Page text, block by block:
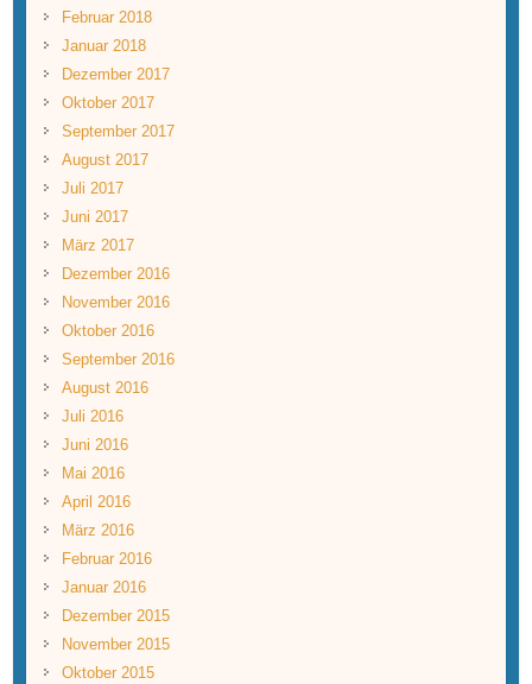
Februar 2018
Januar 2018
Dezember 2017
Oktober 2017
September 2017
August 2017
Juli 2017
Juni 2017
März 2017
Dezember 2016
November 2016
Oktober 2016
September 2016
August 2016
Juli 2016
Juni 2016
Mai 2016
April 2016
März 2016
Februar 2016
Januar 2016
Dezember 2015
November 2015
Oktober 2015